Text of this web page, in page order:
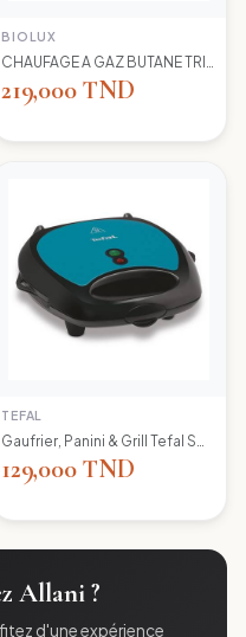
BIOLUX
219,000 TND
TEFAL
129,000 TND
Allani ?
d'une expérience